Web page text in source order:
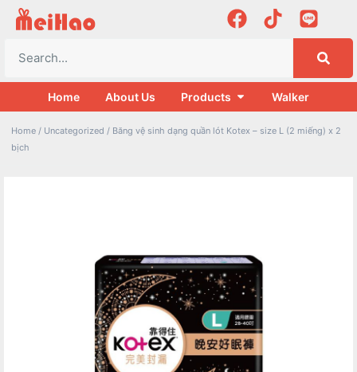
Home About Us Products Walker
Home / Uncategorized / Băng vệ sinh dạng quần lót Kotex – size L (2 miếng) x 2
bịch